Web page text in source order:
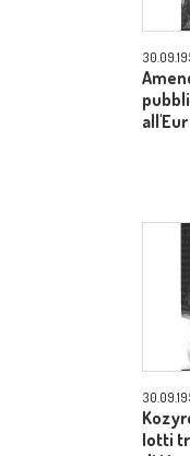
Iotti